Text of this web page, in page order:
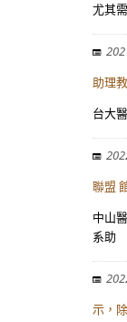
尤其
助理
台大
聯盟
中山
系助
示，